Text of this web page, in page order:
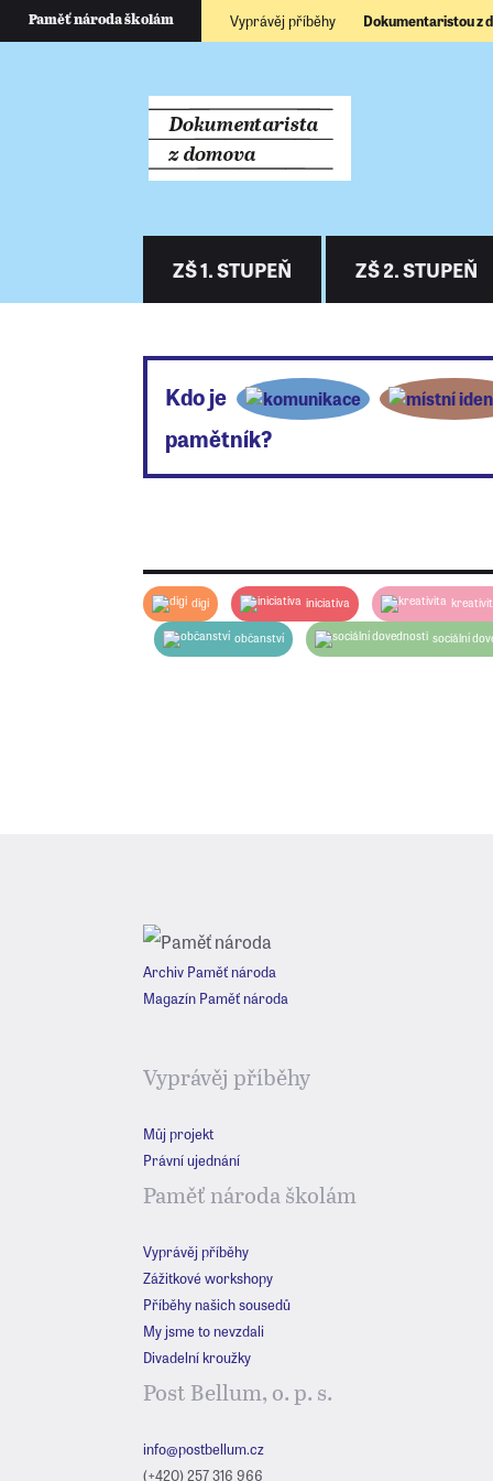
Paměť národa školám Vyprávěj příběhy Dokumentaristou z
ZŠ 1. STUPEŇ ZŠ 2. STUPEŇ
Kdo je
pamětník?
Pokud chcete, můžete si nyní vyplnit
digi iniciativa
občanství sociální
Archiv Paměť národa
Magazín Paměť národa
Vyprávěj příběhy
Můj projekt
Právní ujednání
Paměť národa školám
Vyprávěj příběhy
Zážitkové workshopy
Příběhy našich sousedů
My jsme to nevzdali
Divadelní kroužky
Post Bellum, o. p. s.
info@postbellum.cz
(+420) 257 316 966